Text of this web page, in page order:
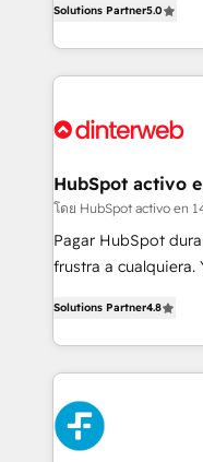
is there for you to: - Grow revenue, and run your
business more efficiently - Build
relationships with customers
more people - Get the most out of your HubSpot
maximise their
growth. We modernise platforms, streamline
operations that are
supercharge revenue operations
Transformation /
Sales Consulting •
makes us different? 🚀 Top 0.5% of global HubSpot
agencies ⚙️ The strongest technical ability and
partners who will
business, processes and
complex use cases 🏆 CRM Implementation,
Platform
Solutions Partner5.0
HubSpot activo
โดย HubSpot activo en
Pagar HubSpot
frustra a cualquiera.
casos de uso: cada
concreto de tu
toma de 1 a 3
en paralelo cuando
confirmamos
Solutions Partner4.8